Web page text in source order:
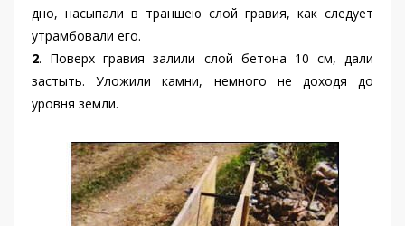
дно, насыпали в траншею слой гравия, как следует
утрамбовали его.
2. Поверх гравия залили слой бетона 10 см, дали
застыть. Уложили камни, немного не доходя до
уровня земли.